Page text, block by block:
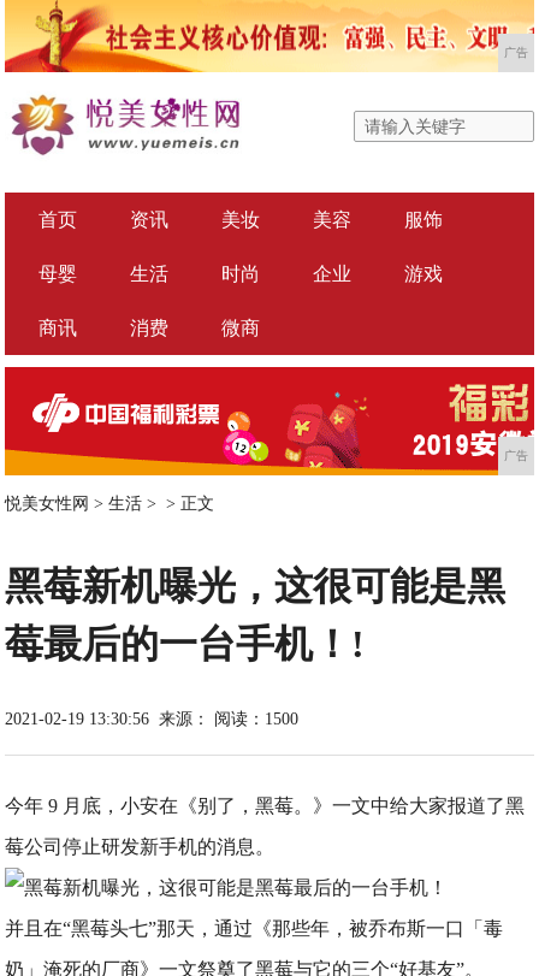
广告
首页 资讯 美妆 美容 服饰
母婴 生活 时尚 企业 游戏
商讯 消费 微商
广告
悦美女性网 >生活 > > 正文
黑莓新机曝光，这很可能是黑
莓最后的一台手机！!
2021-02-19 13:30:56 来源： 阅读：1500
今年 9 月底，小安在《别了，黑莓。》一文中给大家报道了黑
莓公司停止研发新手机的消息。
并且在“黑莓头七”那天，通过《那些年，被乔布斯一口「毒
奶」淹死的厂商》一文祭奠了黑莓与它的三个“好基友”。